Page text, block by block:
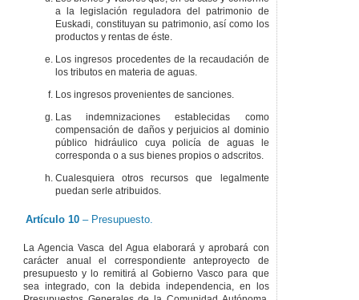
a la legislación reguladora del patrimonio de
Euskadi, constituyan su patrimonio, así como los
productos y rentas de éste.
Los ingresos procedentes de la recaudación de
los tributos en materia de aguas.
Los ingresos provenientes de sanciones.
Las indemnizaciones establecidas como
compensación de daños y perjuicios al dominio
público hidráulico cuya policía de aguas le
corresponda o a sus bienes propios o adscritos.
Cualesquiera otros recursos que legalmente
puedan serle atribuidos.
Artículo 10 – Presupuesto.
La Agencia Vasca del Agua elaborará y aprobará con
carácter anual el correspondiente anteproyecto de
presupuesto y lo remitirá al Gobierno Vasco para que
sea integrado, con la debida independencia, en los